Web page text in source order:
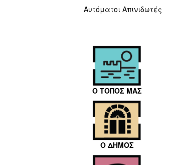
Αυτόματοι Απινιδωτές
Ο ΤΟΠΟΣ ΜΑΣ
Ο ΔΗΜΟΣ